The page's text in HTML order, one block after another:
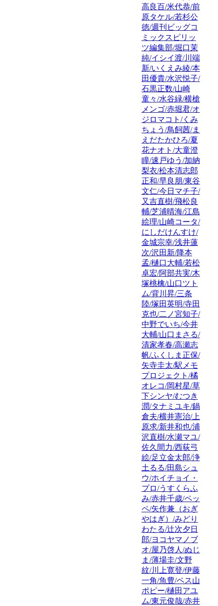
高良百/米代恭/前
原タケル/若杉公
徳/週刊ビッグコ
ミックスピリッ
ツ編集部/堀口茉
純/イシイ渡/川端
新/いくえみ綾/本
田優貴/水沢悦子/
石黒正数/山崎
童々/水谷緑/横槍
メンゴ/赤堀君/オ
ジロマコト/くみ
ちょう/鳥飼茜/ま
えだたかひろ/夏
花ナオト/大童澄
瞳/速戸ゆう/加納
梨衣/松本清志郎
正和/早良朋/東谷
文仁/今日マチ子/
又吉直樹/飛松良
輔/芝浦晴海/江島
絵理/山崎コータ/
にしだけんすけ/
金城宗幸/浅井蓮
次/沢田新/降本
孟/樋口大輔/若松
卓宏/阿部共実/木
塚桃檎/山口ツト
ム/背川昇/三条
陸/塚田英明/寺田
克也/二ノ宮知子/
中野でいち/今井
大輔/山口まさる/
清家孝春/高瀬志
帆/ふくしま正保/
矢寺圭太/駅メモ
プロジェクト/橘
オレコ/岡村星/草
下シンヤ/むつき
潤/タナミユキ/鍋
倉夫/横井憲治/上
原求/新井和也/浦
沢直樹/水瀬マユ/
佐久間力/西荻弓
絵/足立金太郎/浄
土るる/田島シュ
ウ/ホイチョイ・
プロ/うすくらふ
み/赤井千歳/ペッ
ペ/矢作兼（おぎ
やはぎ）/みどり
わたる/辻次夕日
郎/ヨコヤマノブ
オ/屋乃啓人/ぬじ
ま/薄場圭/文野
紋/川上寛登/伊藤
一角/魚豊/ペス山
ポピー/樋田アユ
ム/東元俊哉/赤井